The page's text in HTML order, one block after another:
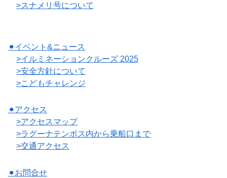
>スナメリ号について
⚫︎イベント&ニュース
>イルミネーションクルーズ 2025
>安全方針について
>こどもチャレンジ
⚫︎アクセス
>アクセスマップ
>ラグーナテンボス内から乗船口まで
>交通アクセス
⚫︎お問合せ